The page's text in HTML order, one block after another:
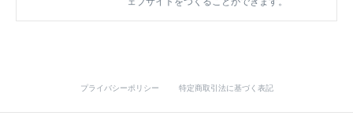
プライバシーポリシー 特定商取引法に基づく表記